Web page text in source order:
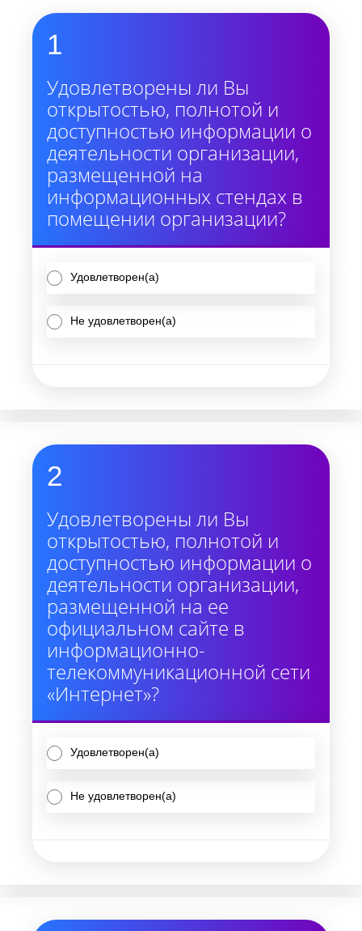
1
Удовлетворены ли Вы
открытостью, полнотой и
доступностью информации о
деятельности организации,
размещенной на
информационных стендах в
помещении организации?
Удовлетворен(а)
Не удовлетворен(а)
2
Удовлетворены ли Вы
открытостью, полнотой и
доступностью информации о
деятельности организации,
размещенной на ее
официальном сайте в
информационно-
телекоммуникационной сети
«Интернет»?
Удовлетворен(а)
Не удовлетворен(а)